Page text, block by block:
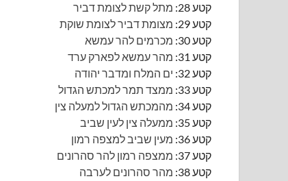
קטע 28:
מתל קשת לצומת דביר
קטע 29:
מצומת דביר לצומת שוקת
קטע 30:
מכרמים להר עמשא
קטע 31:
מהר עמשא לפארק ערד
קטע 32:
ים המלח ומדבר יהודה
קטע 33:
ממצד תמר למכתש הגדול
קטע 34:
מהמכתש הגדול למעלה צין
קטע 35:
ממעלה צין לעין שביב
קטע 36:
מעין שביב למצפה רמון
קטע 37:
ממצפה רמון להר סהרונים
קטע 38:
מהר סהרונים לערבה